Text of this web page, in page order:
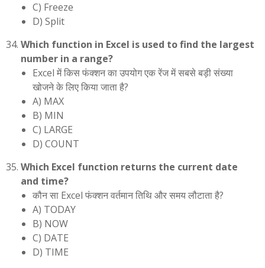
C) Freeze
D) Split
Which function in Excel is used to find the largest
number in a range?
Excel में किस फंक्शन का उपयोग एक रेंज में सबसे बड़ी संख्या
खोजने के लिए किया जाता है?
A) MAX
B) MIN
C) LARGE
D) COUNT
Which Excel function returns the current date
and time?
कौन सा Excel फंक्शन वर्तमान तिथि और समय लौटाता है?
A) TODAY
B) NOW
C) DATE
D) TIME